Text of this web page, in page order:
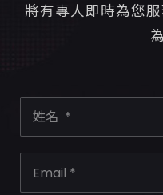
將有專人即時為您